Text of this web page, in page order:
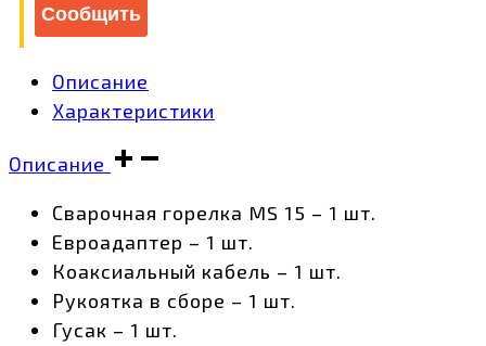
Сообщить
Описание
Характеристики
Описание
Сварочная горелка MS 15 – 1 шт.
Евроадаптер – 1 шт.
Коаксиальный кабель – 1 шт.
Рукоятка в сборе – 1 шт.
Гусак – 1 шт.